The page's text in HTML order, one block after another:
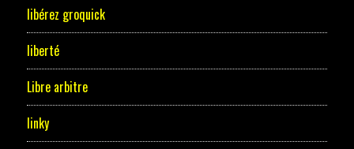
libérez groquick
liberté
Libre arbitre
linky